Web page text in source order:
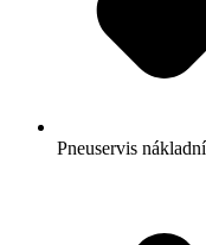
Pneuservis